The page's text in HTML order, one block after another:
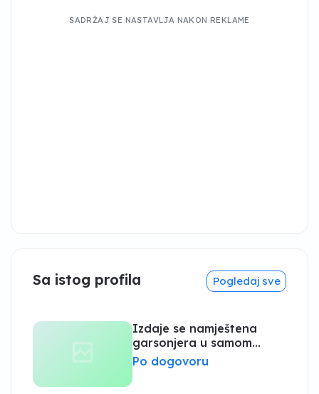
SADRŽAJ SE NASTAVLJA NAKON REKLAME
Sa istog profila Pogledaj sve
Izdaje se namještena
garsonjera u samom
centru grada kod Robne
kuće Emporium
Po dogovoru